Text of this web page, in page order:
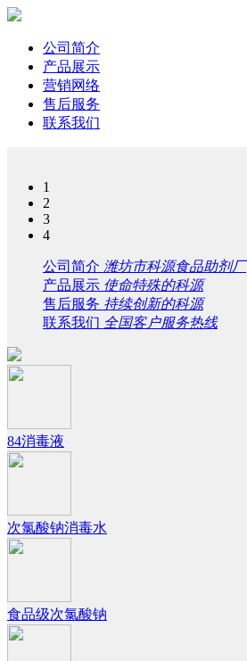
公司简介
产品展示
营销网络
售后服务
联系我们
1
2
3
4
公司简介 潍坊市科源食品助剂厂
产品展示 使命特殊的科源
售后服务 持续创新的科源
联系我们 全国客户服务热线
84消毒液
次氯酸钠消毒水
食品级次氯酸钠